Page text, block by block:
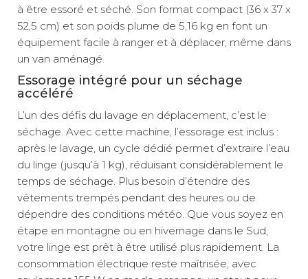
à être essoré et séché. Son format compact (36 x 37 x
52,5 cm) et son poids plume de 5,16 kg en font un
équipement facile à ranger et à déplacer, même dans
un van aménagé.
Essorage intégré pour un séchage
accéléré
L’un des défis du lavage en déplacement, c’est le
séchage. Avec cette machine, l’essorage est inclus :
après le lavage, un cycle dédié permet d’extraire l’eau
du linge (jusqu’à 1 kg), réduisant considérablement le
temps de séchage. Plus besoin d’étendre des
vêtements trempés pendant des heures ou de
dépendre des conditions météo. Que vous soyez en
étape en montagne ou en hivernage dans le Sud,
votre linge est prêt à être utilisé plus rapidement. La
consommation électrique reste maîtrisée, avec